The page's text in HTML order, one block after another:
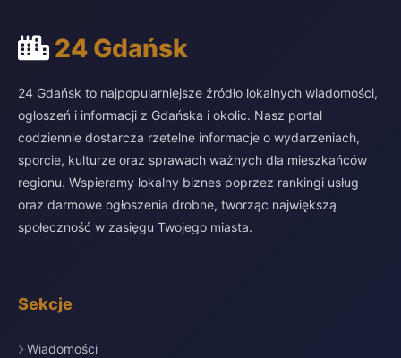
24 Gdańsk
24 Gdańsk to najpopularniejsze źródło lokalnych wiadomości,
ogłoszeń i informacji z Gdańska i okolic. Nasz portal
codziennie dostarcza rzetelne informacje o wydarzeniach,
sporcie, kulturze oraz sprawach ważnych dla mieszkańców
regionu. Wspieramy lokalny biznes poprzez rankingi usług
oraz darmowe ogłoszenia drobne, tworząc największą
społeczność w zasięgu Twojego miasta.
Sekcje
Wiadomości